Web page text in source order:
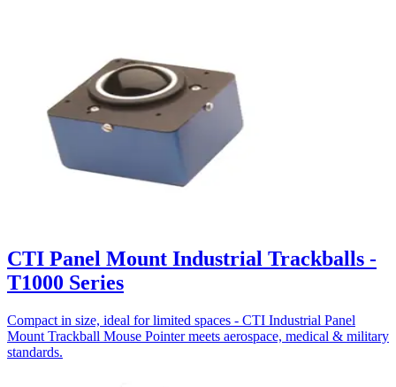
CTI Panel Mount Industrial Trackballs -
T1000 Series
Compact in size, ideal for limited spaces - CTI Industrial Panel
Mount Trackball Mouse Pointer meets aerospace, medical & military
standards.